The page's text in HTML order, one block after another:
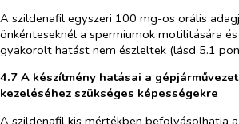
A szildenafil egyszeri 100 mg-os orális
önkénteseknél a spermiumok motilitására
gyakorolt hatást nem észleltek (lásd 5.1
4.7 A készítmény hatásai a
kezeléséhez szükséges képességekre